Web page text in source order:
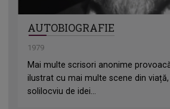
AUTOBIOGRAFIE
1979
Mai multe scrisori anonime
ilustrat cu mai multe scene din
solilocviu de idei...